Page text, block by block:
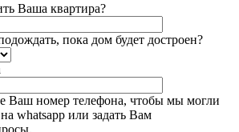
Ваша квартира?
пока дом будет достроен?
Ваш номер телефона, чтобы мы могли
whatsapp или задать Вам